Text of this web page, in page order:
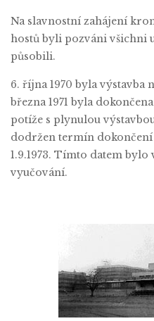
Na slavnostní zahájení
hostů byli pozváni všichni
působili.
6. října 1970 byla výstavba
března 1971 byla
potíže s plynulou
dodržen termín
1.9.1973. Tímto datem bylo
vyučování.